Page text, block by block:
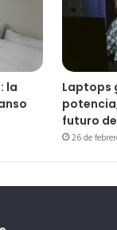
la
Laptops
futuro
26 de